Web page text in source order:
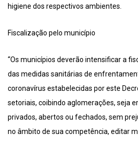
higiene dos respectivos ambientes.
Fiscalização pelo município
“Os municípios deverão intensificar a
das medidas sanitárias de
coronavírus estabelecidas por este
setoriais, coibindo aglomerações, seja
privados, abertos ou fechados, sem
no âmbito de sua competência, editar